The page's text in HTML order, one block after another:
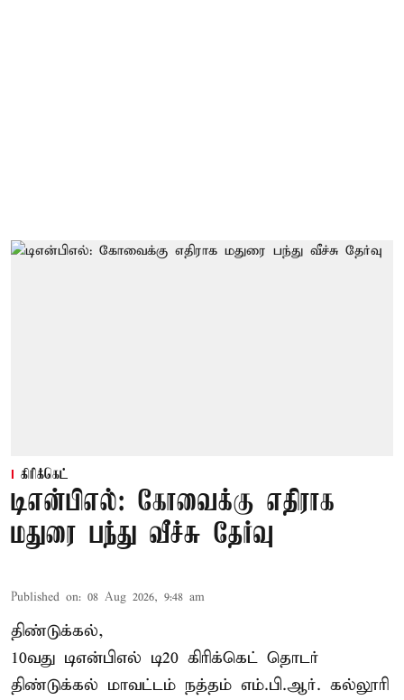
கிரிக்கெட்
டிஎன்பிஎல்: கோவைக்கு எதிராக
மதுரை பந்து வீச்சு தேர்வு
Published on: 08 Aug 2026, 9:48 am
திண்டுக்கல்,
10வது டிஎன்பிஎல் டி20 கிரிக்கெட் தொடர்
திண்டுக்கல் மாவட்டம் நத்தம் எம்.பி.ஆர். கல்லூரி